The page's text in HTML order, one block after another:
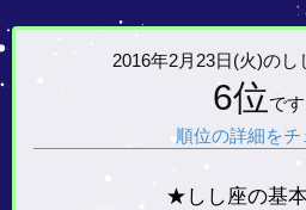
2016年2月23日(火)のし
6位です
順位の詳細をチ
★しし座の基